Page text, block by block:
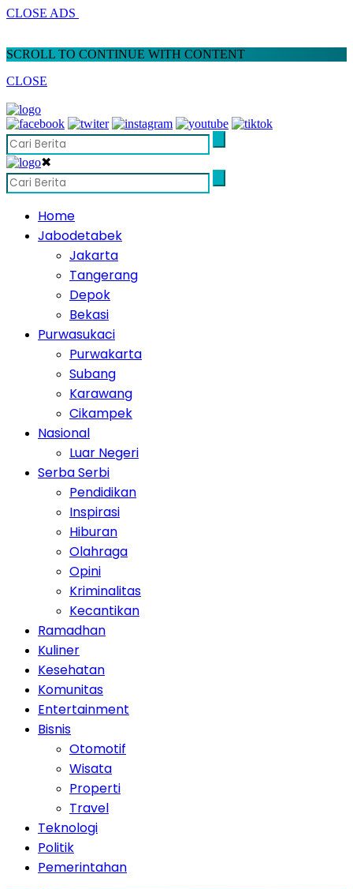
CLOSE ADS
SCROLL TO CONTINUE WITH CONTENT
CLOSE
✖
Home
Jabodetabek
Jakarta
Tangerang
Depok
Bekasi
Purwasukaci
Purwakarta
Subang
Karawang
Cikampek
Nasional
Luar Negeri
Serba Serbi
Pendidikan
Inspirasi
Hiburan
Olahraga
Opini
Kriminalitas
Kecantikan
Ramadhan
Kuliner
Kesehatan
Komunitas
Entertainment
Bisnis
Otomotif
Wisata
Properti
Travel
Teknologi
Politik
Pemerintahan